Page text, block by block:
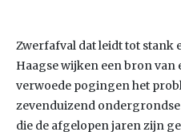
Zwerfafval dat leidt tot stank
Haagse wijken een bron van
verwoede pogingen het
zevenduizend
die de afgelopen jaren zijn